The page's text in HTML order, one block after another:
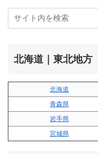
北海道｜東北地方
北海道
青森県
岩手県
宮城県